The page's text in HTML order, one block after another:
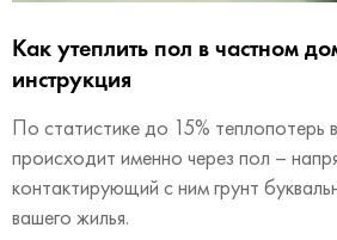
Как утеплить пол в частном
инструкция
По статистике до 15% теплопотерь
происходит именно через пол –
контактирующий с ним грунт
вашего жилья.